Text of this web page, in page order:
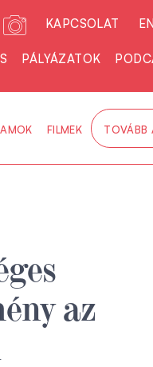
KAPCSOLAT
PÁLYÁZATOK
FILMEK TOVÁBB
az